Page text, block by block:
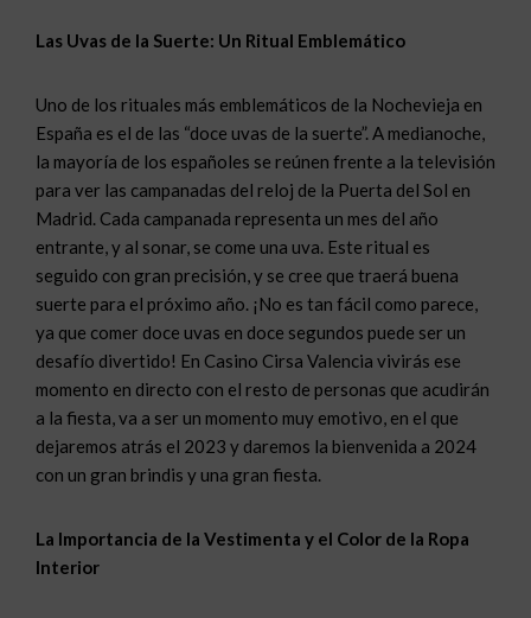
Las Uvas de la Suerte: Un Ritual Emblemático
Uno de los rituales más emblemáticos de la Nochevieja en
España es el de las “doce uvas de la suerte”. A medianoche,
la mayoría de los españoles se reúnen frente a la televisión
para ver las campanadas del reloj de la Puerta del Sol en
Madrid. Cada campanada representa un mes del año
entrante, y al sonar, se come una uva. Este ritual es
seguido con gran precisión, y se cree que traerá buena
suerte para el próximo año. ¡No es tan fácil como parece,
ya que comer doce uvas en doce segundos puede ser un
desafío divertido! En Casino Cirsa Valencia vivirás ese
momento en directo con el resto de personas que acudirán
a la fiesta, va a ser un momento muy emotivo, en el que
dejaremos atrás el 2023 y daremos la bienvenida a 2024
con un gran brindis y una gran fiesta.
La Importancia de la Vestimenta y el Color de la Ropa
Interior